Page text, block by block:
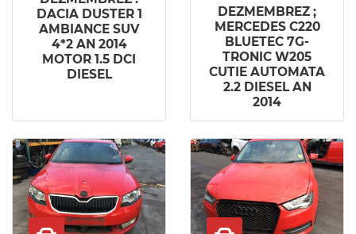
DACIA DUSTER 1
AMBIANCE SUV
4*2 AN 2014
MOTOR 1.5 DCI
DIESEL
DEZMEMBREZ ;
MERCEDES C220
BLUETEC 7G-
TRONIC W205
CUTIE AUTOMATA
2.2 DIESEL AN
2014